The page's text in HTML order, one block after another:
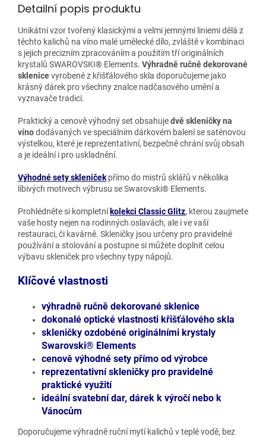
Detailní popis produktu
Unikátní vzor tvořený klasickými a velmi jemnými liniemi dělá z
těchto kalichů na víno malé umělecké dílo, zvláště v kombinaci
s jejich precizním zpracováním a použitím tří originálních
krystalů SWAROVSKI® Elements. Výhradně ručně dekorované
sklenicevyrobené z křišťálového skla doporučujeme jako
krásný dárek pro všechny znalce nadčasového umění a
vyznavače tradici.
Praktický a cenově výhodný set obsahujedvě skleničky na
vínododávaných ve speciálním dárkovém balení se saténovou
výstelkou, které je reprezentativní, bezpečně chrání svůj obsah
a je ideální i pro uskladnění.
Výhodné sety skleniček přímo do mistrů sklářů v několika
líbivých motivech výbrusu se Swarovski® Elements.
Prohlédněte si kompletní kolekci Classic Glitz, kterou zaujmete
vaše hosty nejen na rodinných oslavách, ale i ve vaší
restauraci, či kavárně. Skleničky jsou určeny pro pravidelné
používání a stolování a postupne si můžete doplnit celou
výbavu skleniček pro všechny typy nápojů.
Klíčové vlastnosti
výhradně ručně dekorované sklenice
dokonalé optické vlastnosti křišťálového skla
skleničky ozdobéné originálními krystaly
Swarovski® Elements
cenově výhodné sety přímo od výrobce
reprezentativní skleničky pro pravidelné
praktické využití
ideální svatební dar, dárek k výročí nebo k
Vánocům
Doporučujeme výhradně ruční mytí kalichů v teplé vodě, bez